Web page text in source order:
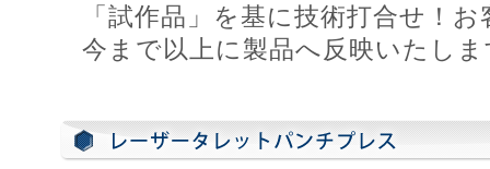
「試作品」を基に技術打合せ！
今まで以上に製品へ反映いたし